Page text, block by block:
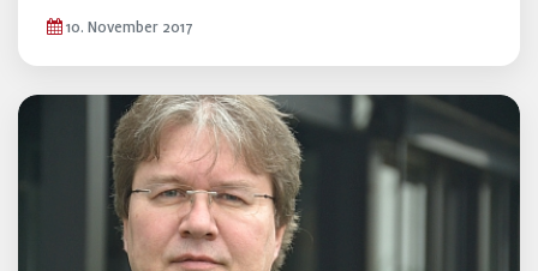
10. November 2017